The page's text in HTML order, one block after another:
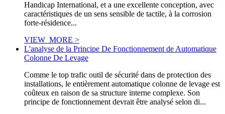
Handicap International, et a une excellente conception, avec
caractéristiques de un sens sensible de tactile, à la corrosion
forte-résidence...
VIEW_MORE >
L'analyse de la Principe De Fonctionnement de Automatique
Colonne De Levage
Comme le top trafic outil de sécurité dans de protection des
installations, le entièrement automatique colonne de levage est
coûteux en raison de sa structure interne complexe. Son
principe de fonctionnement devrait être analysé selon di...